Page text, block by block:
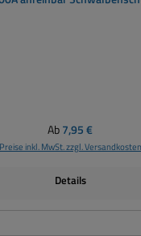
Regulärer Preis:
Ab7,95 €
Preise inkl. MwSt. zzgl. Versandkosten
Details